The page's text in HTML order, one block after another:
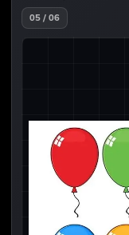
05 / 06